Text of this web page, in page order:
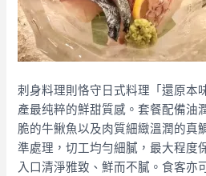
刺身料理則恪守日式料理「還原本
產最纯粹的鮮甜質感。套餐配備油
脆的牛鰍魚以及肉質細緻溫潤的真
準處理，切工均勻細膩，最大程度
入口清淨雅致、鮮而不膩。食客亦